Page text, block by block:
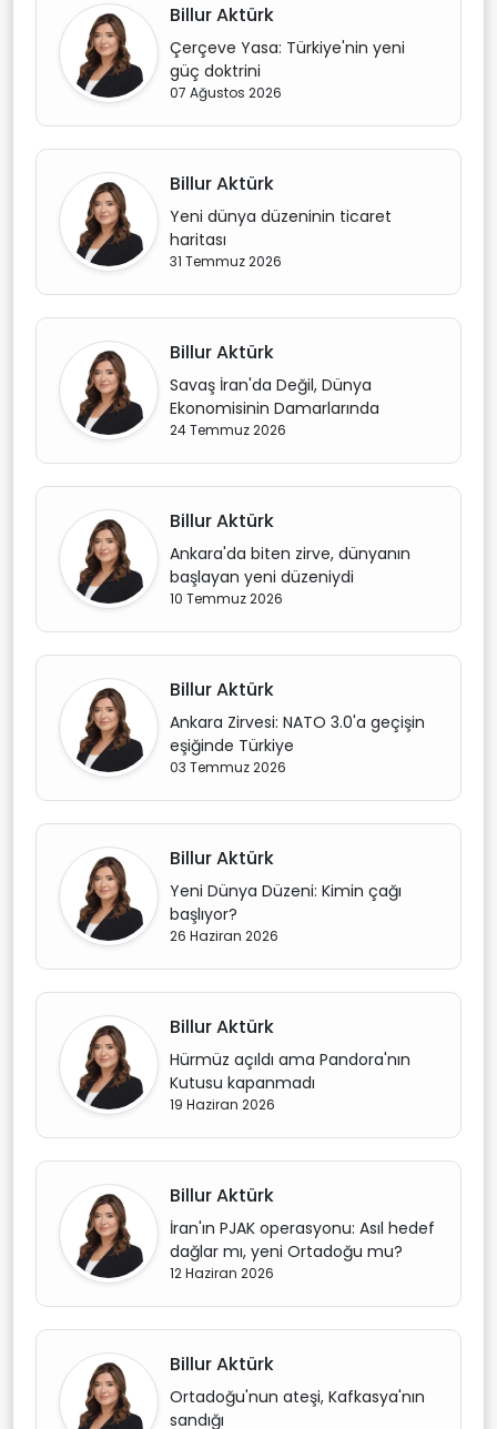
Billur Aktürk
Çerçeve Yasa: Türkiye'nin yeni
güç doktrini
07 Ağustos 2026
Billur Aktürk
Yeni dünya düzeninin ticaret
haritası
31 Temmuz 2026
Billur Aktürk
Savaş İran'da Değil, Dünya
Ekonomisinin Damarlarında
24 Temmuz 2026
Billur Aktürk
Ankara'da biten zirve, dünyanın
başlayan yeni düzeniydi
10 Temmuz 2026
Billur Aktürk
Ankara Zirvesi: NATO 3.0'a geçişin
eşiğinde Türkiye
03 Temmuz 2026
Billur Aktürk
Yeni Dünya Düzeni: Kimin çağı
başlıyor?
26 Haziran 2026
Billur Aktürk
Hürmüz açıldı ama Pandora'nın
Kutusu kapanmadı
19 Haziran 2026
Billur Aktürk
İran'ın PJAK operasyonu: Asıl hedef
dağlar mı, yeni Ortadoğu mu?
12 Haziran 2026
Billur Aktürk
Ortadoğu'nun ateşi, Kafkasya'nın
sandığı